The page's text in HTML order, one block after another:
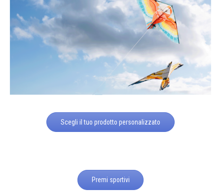
Scegli il tuo prodotto personalizzato
Premi sportivi